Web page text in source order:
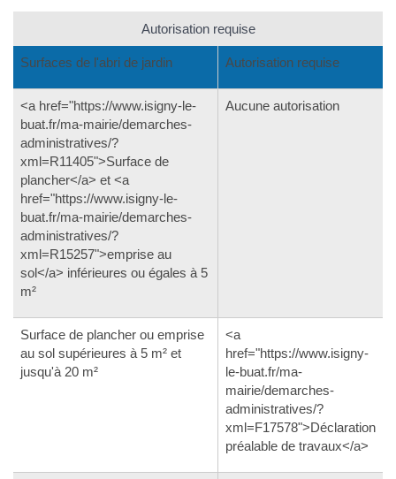
Autorisation requise
Surfaces de l'abri de jardin Autorisation requise
<a href="https://www.isigny-le-
buat.fr/ma-mairie/demarches-
administratives/?
xml=R11405">Surface de
plancher</a> et <a
href="https://www.isigny-le-
buat.fr/ma-mairie/demarches-
administratives/?
xml=R15257">emprise au
sol</a> inférieures ou égales à 5
m²
Aucune autorisation
Surface de plancher ou emprise
au sol supérieures à 5 m² et
jusqu'à 20 m²
<a
href="https://www.isigny-
le-buat.fr/ma-
mairie/demarches-
administratives/?
xml=F17578">Déclaration
préalable de travaux</a>